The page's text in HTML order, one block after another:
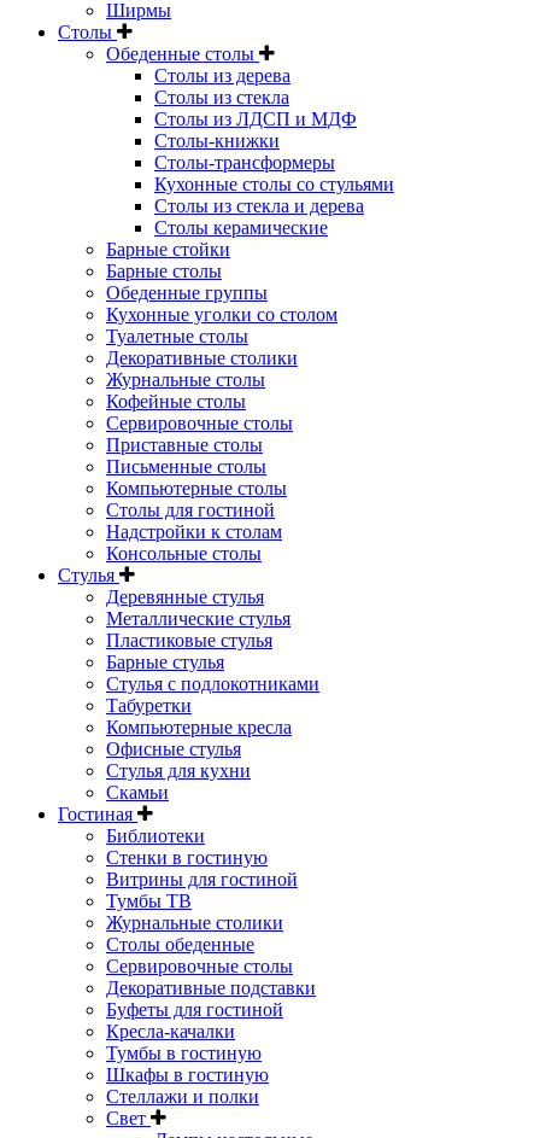
Ширмы
Столы
Обеденные столы
Столы из дерева
Столы из стекла
Столы из ЛДСП и МДФ
Столы-книжки
Столы-трансформеры
Кухонные столы со стульями
Столы из стекла и дерева
Столы керамические
Барные стойки
Барные столы
Обеденные группы
Кухонные уголки со столом
Туалетные столы
Декоративные столики
Журнальные столы
Кофейные столы
Сервировочные столы
Приставные столы
Письменные столы
Компьютерные столы
Столы для гостиной
Надстройки к столам
Консольные столы
Стулья
Деревянные стулья
Металлические стулья
Пластиковые стулья
Барные стулья
Стулья с подлокотниками
Табуретки
Компьютерные кресла
Офисные стулья
Стулья для кухни
Скамьи
Гостиная
Библиотеки
Стенки в гостиную
Витрины для гостиной
Тумбы ТВ
Журнальные столики
Столы обеденные
Сервировочные столы
Декоративные подставки
Буфеты для гостиной
Кресла-качалки
Тумбы в гостиную
Шкафы в гостиную
Стеллажи и полки
Свет